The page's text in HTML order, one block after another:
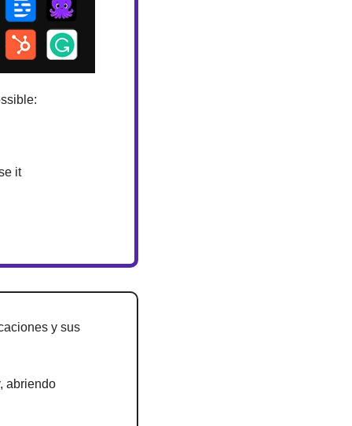
it
y sus
abriendo